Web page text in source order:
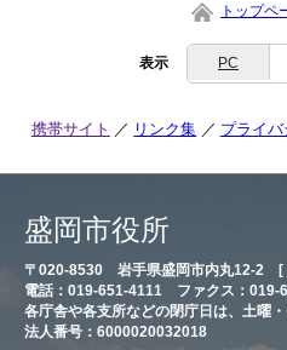
トップペ
表示 PC
携帯サイト リンク集 プライ
盛岡市役所
〒020-8530 岩手県盛岡市内丸12-2 [
電話：019-651-4111 ファクス：019-
各庁舎や各支所などの閉庁日は、土曜
法人番号：6000020032018